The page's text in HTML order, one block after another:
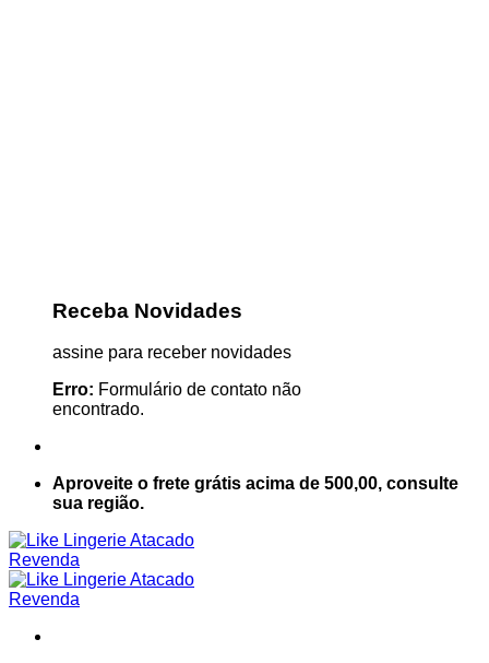
Receba Novidades
assine para receber novidades
Erro: Formulário de contato não
encontrado.
Aproveite o frete grátis acima de 500,00, consulte
sua região.